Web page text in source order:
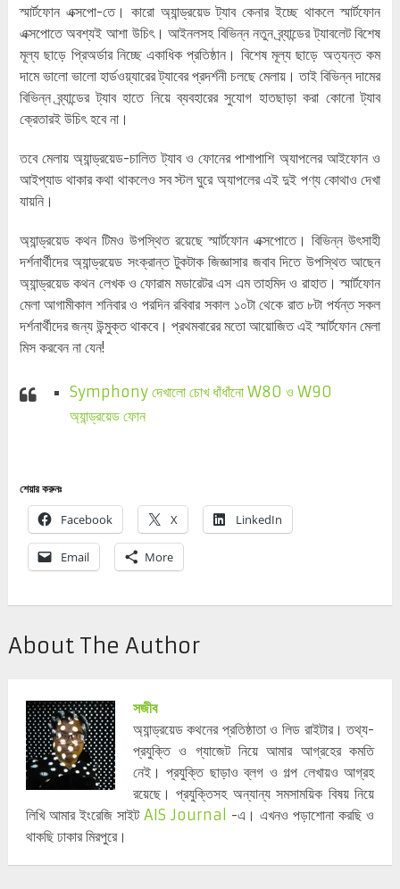
স্মার্টফোন এক্সপো-তে। কারো অ্যান্ড্রয়েড ট্যাব কেনার ইচ্ছে থাকলে স্মার্টফোন
এক্সপোতে অবশ্যই আশা উচিৎ। আইনলসহ বিভিন্ন নতুন ব্র্যান্ডের ট্যাবলেট বিশেষ
মূল্য ছাড়ে প্রিঅর্ডার নিচ্ছে একাধিক প্রতিষ্ঠান। বিশেষ মূল্য ছাড়ে অত্যন্ত কম
দামে ভালো ভালো হার্ডওয়্যারের ট্যাবের প্রদর্শনী চলছে মেলায়। তাই বিভিন্ন দামের
বিভিন্ন ব্র্যান্ডের ট্যাব হাতে নিয়ে ব্যবহারের সুযোগ হাতছাড়া করা কোনো ট্যাব
ক্রেতারই উচিৎ হবে না।
তবে মেলায় অ্যান্ড্রয়েড-চালিত ট্যাব ও ফোনের পাশাপাশি অ্যাপলের আইফোন ও
আইপ্যাড থাকার কথা থাকলেও সব স্টল ঘুরে অ্যাপলের এই দুই পণ্য কোথাও দেখা
যায়নি।
অ্যান্ড্রয়েড কথন টিমও উপস্থিত রয়েছে স্মার্টফোন এক্সপোতে। বিভিন্ন উৎসাহী
দর্শনার্থীদের অ্যান্ড্রয়েড সংক্রান্ত টুকটাক জিজ্ঞাসার জবাব দিতে উপস্থিত আছেন
অ্যান্ড্রয়েড কথন লেখক ও ফোরাম মডারেটর এস এম তাহমিদ ও রাহাত। স্মার্টফোন
মেলা আগামীকাল শনিবার ও পরদিন রবিবার সকাল ১০টা থেকে রাত ৮টা পর্যন্ত সকল
দর্শনার্থীদের জন্য উন্মুক্ত থাকবে। প্রথমবারের মতো আয়োজিত এই স্মার্টফোন মেলা
মিস করবেন না যেন!
Symphony দেখালো চোখ ধাঁধাঁনো W80 ও W90
অ্যান্ড্রয়েড ফোন
শেয়ার করুনঃ
Facebook X LinkedIn
Email More
About The Author
সজীব
অ্যান্ড্রয়েড কথনের প্রতিষ্ঠাতা ও লিড রাইটার। তথ্য-
প্রযুক্তি ও গ্যাজেট নিয়ে আমার আগ্রহের কমতি
নেই। প্রযুক্তি ছাড়াও ব্লগ ও গল্প লেখায়ও আগ্রহ
রয়েছে। প্রযুক্তিসহ অন্যান্য সমসাময়িক বিষয় নিয়ে
লিখি আমার ইংরেজি সাইট AIS Journal -এ। এখনও পড়াশোনা করছি ও
থাকছি ঢাকার মিরপুরে।